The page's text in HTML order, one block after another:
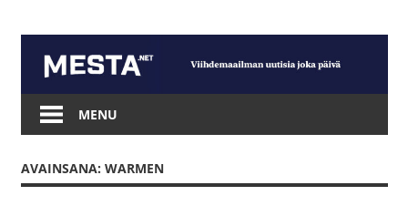
content
Mesta.net
MENU
AVAINSANA: WARMEN